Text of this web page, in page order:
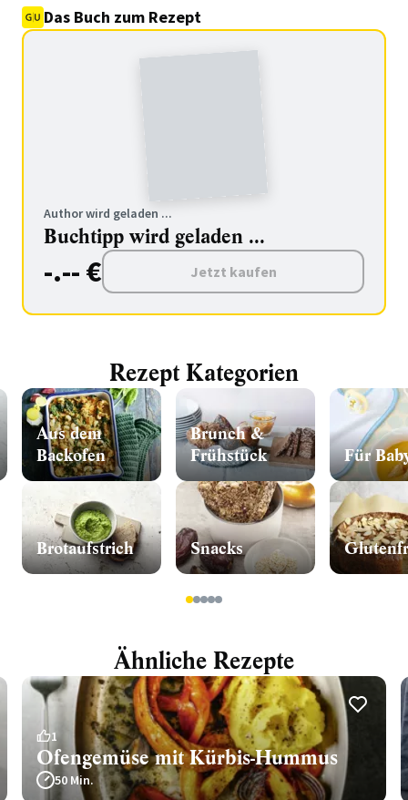
Das Buch zum Rezept
Author wird geladen ...
Buchtipp wird geladen ...
-.-- € Jetzt kaufen
Rezept Kategorien
Aus dem
Backofen
Brotaufstrich
Brunch &
Frühstück
Snacks
Für
12345
Ähnliche Rezepte
1
Ofengemüse mit Kürbis-Hummus
50 Min.